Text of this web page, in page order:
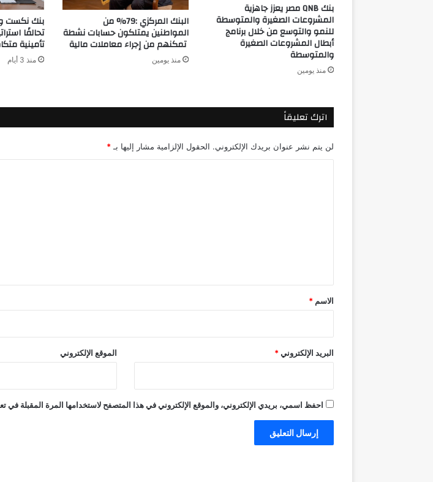
بنك QNB مصر يعزز جاهزية
المشروعات الصغيرة والمتوسطة
للنمو والتوسع من خلال برنامج
أبطال المشروعات الصغيرة
والمتوسطة
منذ يومين
البنك المركزي :79% من
المواطنين يمتلكون حسابات نشطة
تمكنهم من إجراء معاملات مالية
منذ يومين
بنك نكست
تحالفًا
تأمينية
منذ 3 أيام
اترك تعليقاً
لن يتم نشر عنوان بريدك الإلكتروني. الحقول الإلزامية مشار إليها بـ *
*
الاسم *
البريد الإلكتروني * الموقع الإلكتروني
احفظ اسمي، بريدي الإلكتروني، والموقع الإلكتروني في هذا المتصفح لاستخدامها المرة المقبلة في